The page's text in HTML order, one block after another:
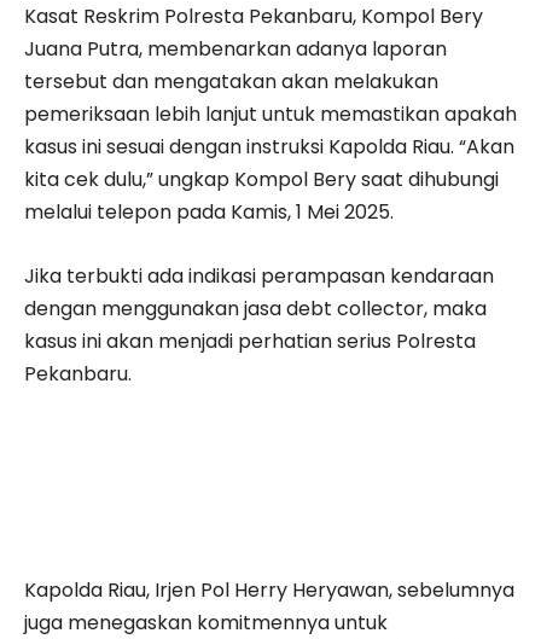
Kasat Reskrim Polresta Pekanbaru, Kompol Bery
Juana Putra, membenarkan adanya laporan
tersebut dan mengatakan akan melakukan
pemeriksaan lebih lanjut untuk memastikan apakah
kasus ini sesuai dengan instruksi Kapolda Riau. “Akan
kita cek dulu,” ungkap Kompol Bery saat dihubungi
melalui telepon pada Kamis, 1 Mei 2025.
Jika terbukti ada indikasi perampasan kendaraan
dengan menggunakan jasa debt collector, maka
kasus ini akan menjadi perhatian serius Polresta
Pekanbaru.
Kapolda Riau, Irjen Pol Herry Heryawan, sebelumnya
juga menegaskan komitmennya untuk